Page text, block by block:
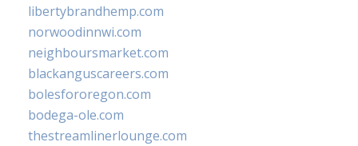
libertybrandhemp.com
norwoodinnwi.com
neighboursmarket.com
blackanguscareers.com
bolesfororegon.com
bodega-ole.com
thestreamlinerlounge.com